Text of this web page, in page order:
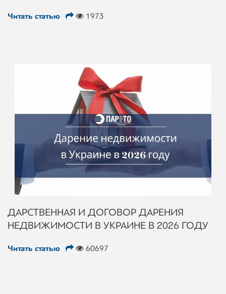
Читать статью 1973
ДАРСТВЕННАЯ И ДОГОВОР ДАРЕНИЯ
НЕДВИЖИМОСТИ В УКРАИНЕ В 2026 ГОДУ
Читать статью 60697